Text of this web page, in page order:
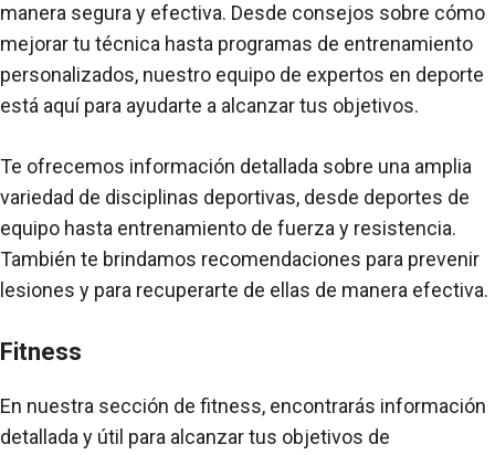
manera segura y efectiva. Desde consejos sobre cómo
mejorar tu técnica hasta programas de entrenamiento
personalizados, nuestro equipo de expertos en deporte
está aquí para ayudarte a alcanzar tus objetivos.
Te ofrecemos información detallada sobre una amplia
variedad de disciplinas deportivas, desde deportes de
equipo hasta entrenamiento de fuerza y resistencia.
También te brindamos recomendaciones para prevenir
lesiones y para recuperarte de ellas de manera efectiva.
Fitness
En nuestra sección de fitness, encontrarás información
detallada y útil para alcanzar tus objetivos de